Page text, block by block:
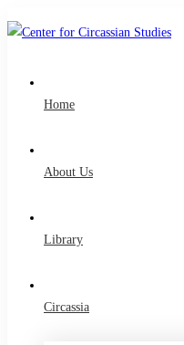
Home
About Us
Library
Circassia